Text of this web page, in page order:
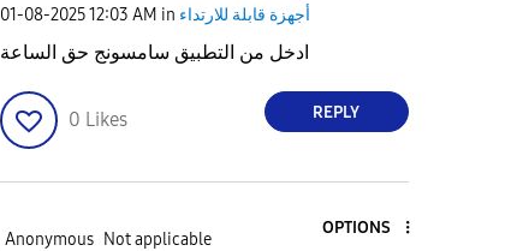
‎01-08-202512:03 AM in أجهزة قابلة للارتداء
ادخل من التطبيق سامسونج حق الساعة
0 Likes REPLY
Anonymous Not applicable
OPTIONS